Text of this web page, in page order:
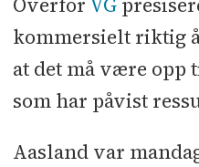
kommersielt riktig
at det må være opp
som har påvist
Aasland var